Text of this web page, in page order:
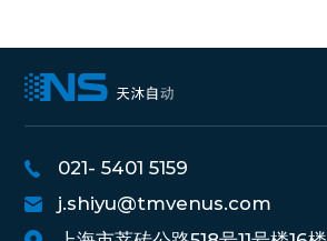
021- 5401 5159
j.shiyu@tmvenus.com